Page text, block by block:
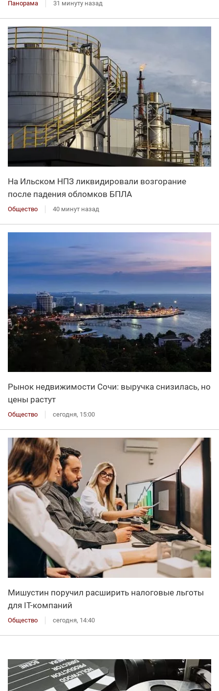
Панорама 31 минуту назад
На Ильском НПЗ ликвидировали возгорание
после падения обломков БПЛА
Общество 40 минут назад
Рынок недвижимости Сочи: выручка снизилась, но
цены растут
Общество сегодня, 15:00
Мишустин поручил расширить налоговые льготы
для IT-компаний
Общество сегодня, 14:40